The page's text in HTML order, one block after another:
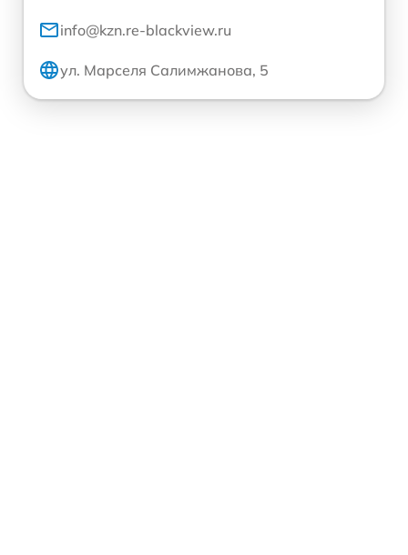
info@kzn.re-blackview.ru
ул. Марселя Салимжанова, 5